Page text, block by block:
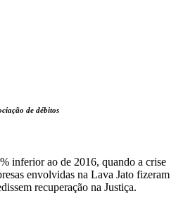
de débitos
inferior ao de 2016, quando a crise
envolvidas na Lava Jato fizeram
recuperação na Justiça.